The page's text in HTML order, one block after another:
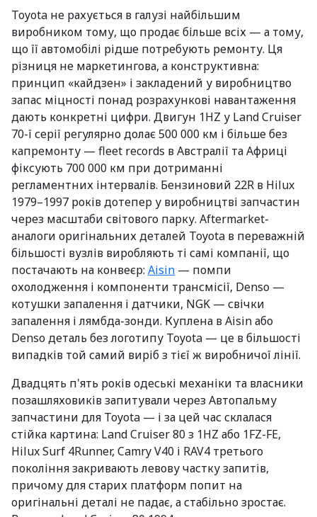
Toyota не рахується в галузі найбільшим
виробником тому, що продає більше всіх — а тому,
що її автомобілі рідше потребують ремонту. Ця
різниця не маркетингова, а конструктивна:
принцип «кайдзен» і закладений у виробництво
запас міцності понад розрахункові навантаження
дають конкретні цифри. Двигун 1HZ у Land Cruiser
70-ї серії регулярно долає 500 000 км і більше без
капремонту — fleet records в Австралії та Африці
фіксують 700 000 км при дотриманні
регламентних інтервалів. Бензиновий 22R в Hilux
1979–1997 років дотепер у виробництві запчастин
через масштаби світового парку. Aftermarket-
аналоги оригінальних деталей Toyota в переважній
більшості вузлів виробляють ті самі компанії, що
постачають на конвеєр: Aisin — помпи
охолодження і компоненти трансмісії, Denso —
котушки запалення і датчики, NGK — свічки
запалення і лямбда-зонди. Куплена в Aisin або
Denso деталь без логотипу Toyota — це в більшості
випадків той самий виріб з тієї ж виробничої лінії.
Двадцять п'ять років одеські механіки та власники
позашляховиків запитували через Автопальму
запчастини для Toyota — і за цей час склалася
стійка картина: Land Cruiser 80 з 1HZ або 1FZ-FE,
Hilux Surf 4Runner, Camry V40 і RAV4 третього
покоління закривають левову частку запитів,
причому для старих платформ попит на
оригінальні деталі не падає, а стабільно зростає.